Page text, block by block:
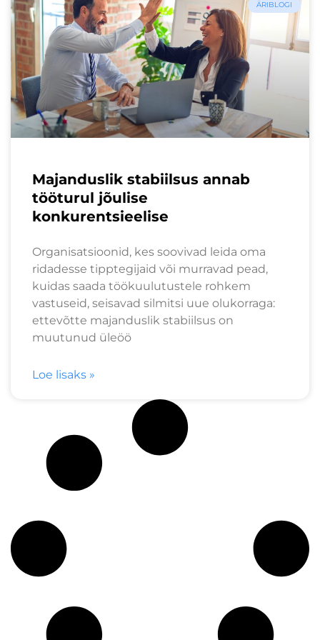
ÄRIBLOGI
Majanduslik stabiilsus annab
tööturul jõulise
konkurentsieelise
Organisatsioonid, kes soovivad leida oma
ridadesse tipptegijaid või murravad pead,
kuidas saada töökuulutustele rohkem
vastuseid, seisavad silmitsi uue olukorraga:
ettevõtte majanduslik stabiilsus on
muutunud üleöö
Loe lisaks »